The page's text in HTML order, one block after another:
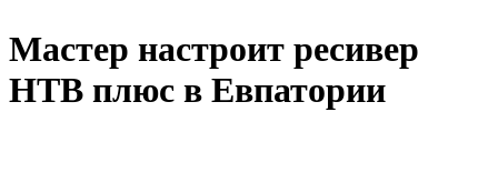
Мастер настроит ресивер
НТВ плюс в Евпатории